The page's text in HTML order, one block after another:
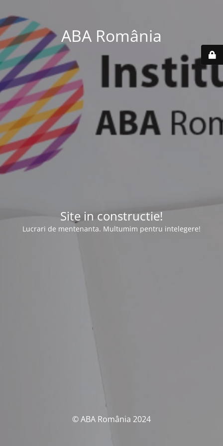
ABA România
Site in constructie!
Lucrari de mentenanta. Multumim pentru intelegere!
© ABA România 2024